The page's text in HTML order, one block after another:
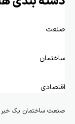
صنعت
ساختمان
اقتصادی
صنعت ساختمان یک خبر